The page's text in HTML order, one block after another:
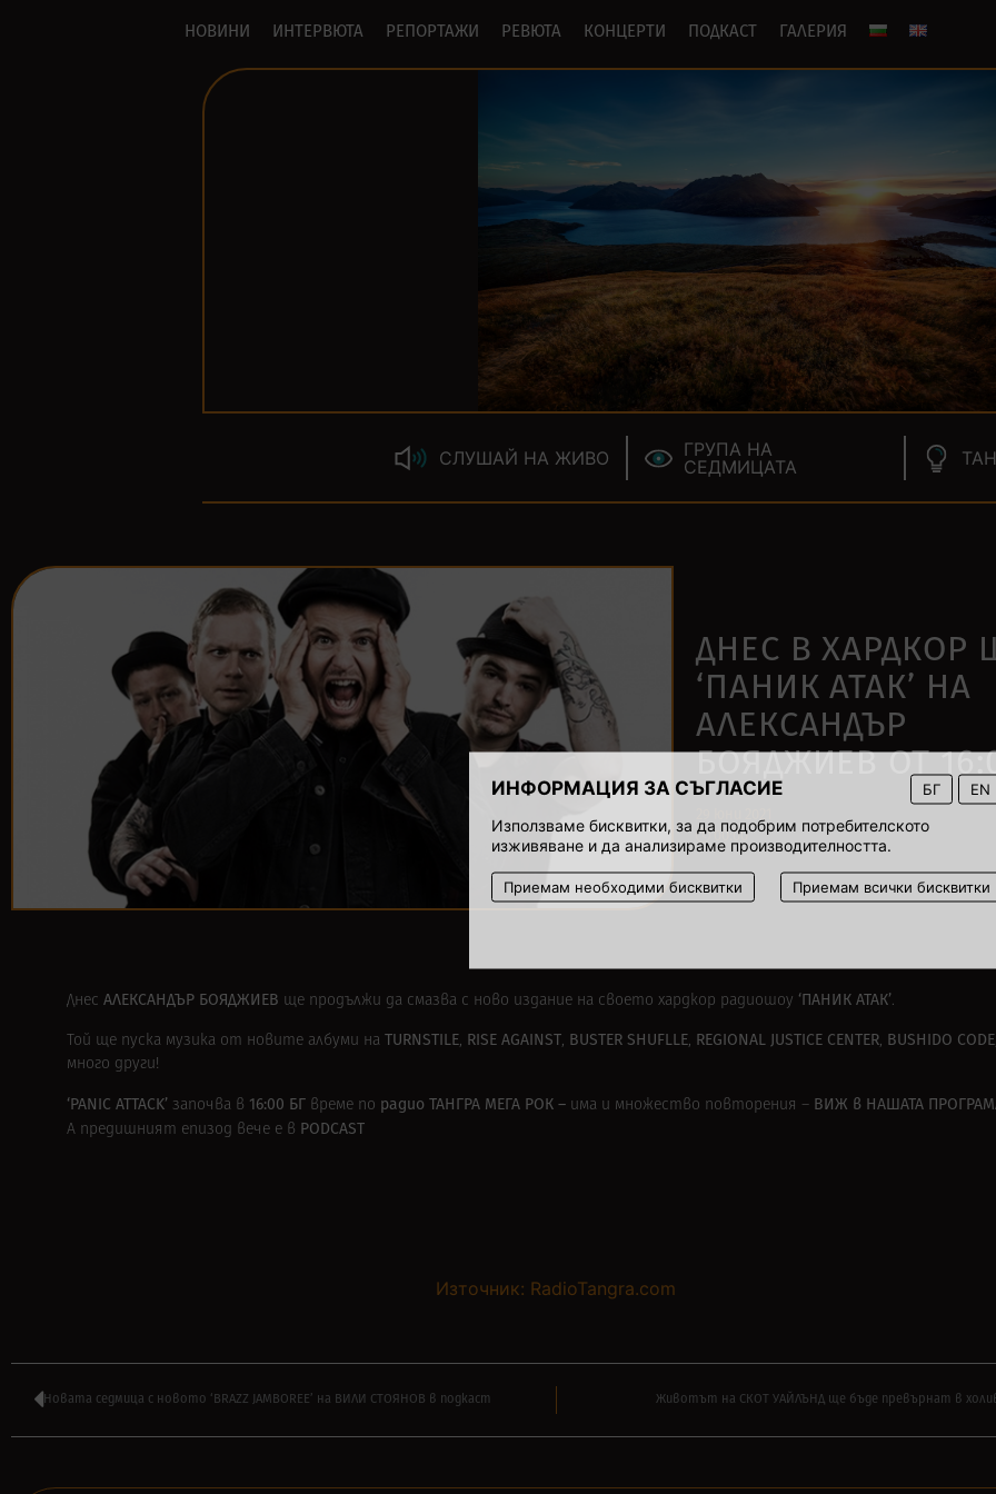
ИНФОРМАЦИЯ ЗА СЪГЛАСИЕ БГ EN
Използваме бисквитки, за да подобрим потребителското
изживяване и да анализираме производителността.
Приемам необходими бисквитки Приемам всички бисквитки
НОВИНИ ИНТЕРВЮТА РЕПОРТАЖИ РЕВЮТА КОНЦЕРТИ ПОДКАСТ ГАЛЕРИЯ
СЛУШАЙ НА ЖИВО
ГРУПА НА
СЕДМИЦАТА
ДНЕС В ХАРДКОР
‘ПАНИК АТАК’ НА
АЛЕКСАНДЪР
БОЯДЖИЕВ ОТ
00:00
Днес АЛЕКСАНДЪР БОЯДЖИЕВ ще продължи да смазва с ново издание на своето хардкор радиошоу ‘ПАНИК АТАК’.
Той ще пуска музика от новите албуми на TURNSTILE, RISE AGAINST, BUSTER SHUFLLE, REGIONAL JUSTICE CENTER, BUSHIDO CODE
много други!
‘PANIC ATTACK’ започва в 16:00 БГ време по радио ТАНГРА МЕГА РОК – има и множество повторения – ВИЖ в НАШАТА
А предишният епизод вече е в PODCAST
Източник: RadioTangra.com
Новата седмица с новото ‘BRAZZ JAMBOREE’ на ВИЛИ СТОЯНОВ в подкаст Животът на СКОТ УАЙЛЪНД ще бъде превърнат в